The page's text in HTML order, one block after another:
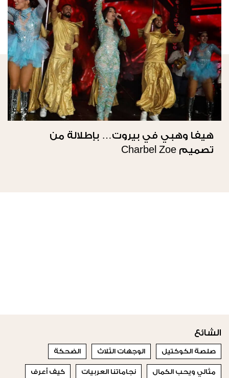
هيفا وهبي في بيروت… بإطلالة من
تصميم Charbel Zoe
الشائع
صلصة الكوكتيل الوجهات الثلاث الضحكة
مثالي ويحب الكمال نجاماتنا العربيات كيف أعرف